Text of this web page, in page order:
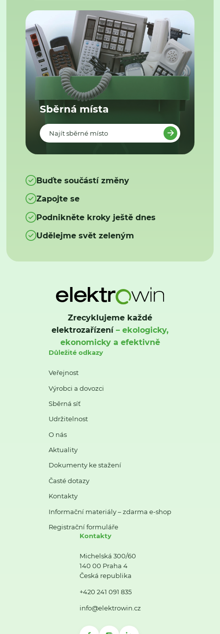
Sběrná místa
Najít sběrné místo
Buďte součástí změny
Zapojte se
Podnikněte kroky ještě dnes
Udělejme svět zeleným
Zrecyklujeme každé
elektrozařízení– ekologicky,
ekonomicky a efektivně
Důležité odkazy
Veřejnost
Výrobci a dovozci
Sběrná síť
Udržitelnost
O nás
Aktuality
Dokumenty ke stažení
Časté dotazy
Kontakty
Informační materiály – zdarma e-shop
Registrační formuláře
Kontakty
Michelská 300/60
140 00 Praha 4
Česká republika
+420 241 091 835
info@elektrowin.cz